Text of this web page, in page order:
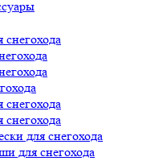
снегохода
снегохода
снегохода
для снегохода
для снегохода